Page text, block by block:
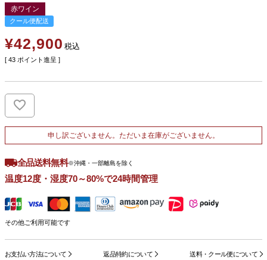
赤ワイン
クール便配送
¥42,900 税込
[ 43 ポイント進呈 ]
申し訳ございません。ただいま在庫がございません。
全品送料無料※沖縄・一部離島を除く
温度12度・湿度70～80%で24時間管理
その他ご利用可能です
お支払い方法について 返品特約について 送料・クール便について